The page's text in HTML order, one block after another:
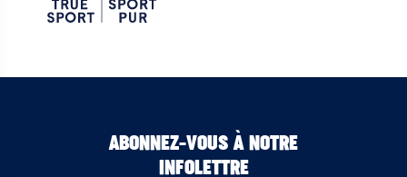
ABONNEZ-VOUS À NOTRE
INFOLETTRE